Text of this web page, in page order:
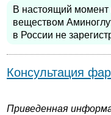
В настоящий
веществом
в России не
Консультация
Приведенная